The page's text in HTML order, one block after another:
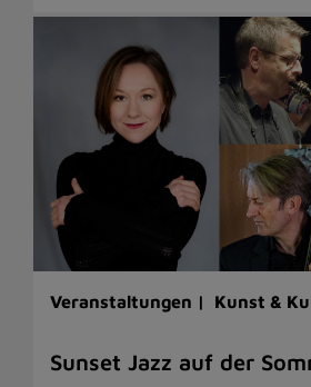
Veranstaltungen | Kunst &
Sunset Jazz auf der